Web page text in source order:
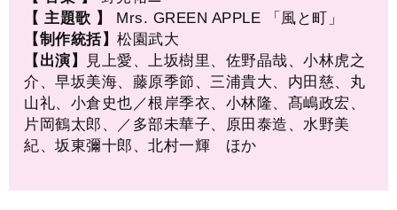
【 主題歌 】
Mrs. GREEN APPLE 「風と町」
【制作統括】 松園武大
【出演】
見上愛、上坂樹里、佐野晶哉、小林虎之
介、早坂美海、藤原季節、三浦貴大、内田慈、丸
山礼、小倉史也／根岸季衣、小林隆、髙嶋政宏、
片岡鶴太郎、／多部未華子、原田泰造、水野美
紀、坂東彌十郎、北村一輝 ほか